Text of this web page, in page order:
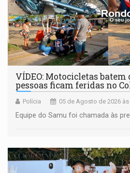
VÍDEO: Motocicletas batem
pessoas ficam feridas no
Polícia 05 de Agosto de 2026 às
Equipe do Samu foi chamada às